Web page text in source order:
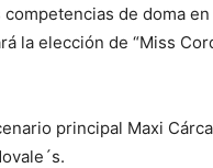
de doma en
la elección de “Miss
principal Maxi